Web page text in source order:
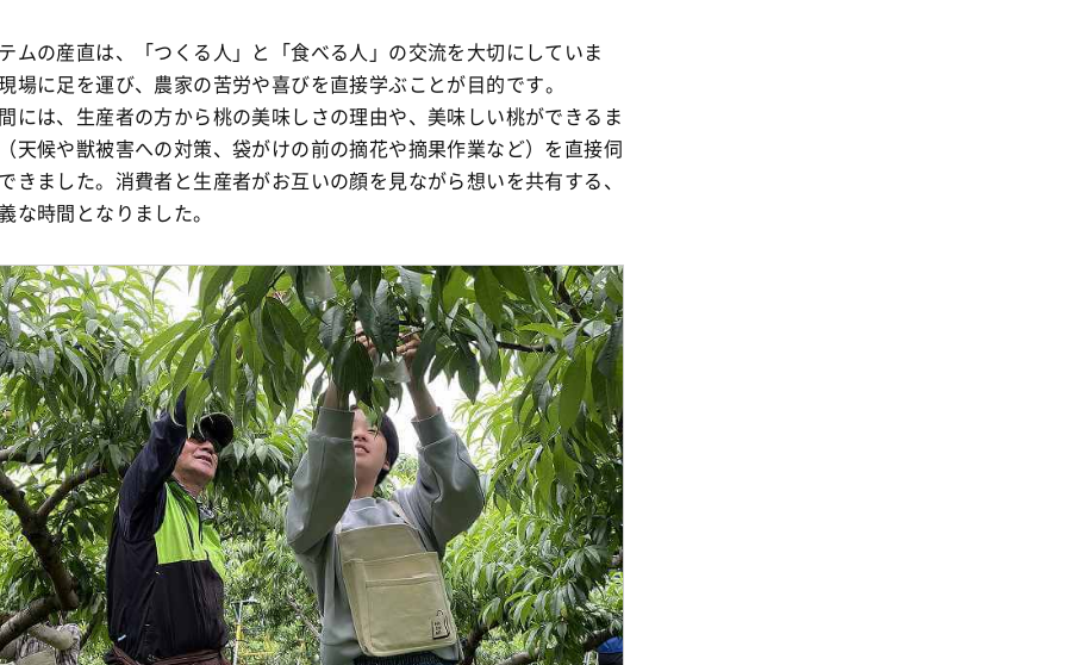
ムの産直は、「つくる人」と「食べる人」の交流を大切にしていま
場に足を運び、農家の苦労や喜びを直接学ぶことが目的です。
には、生産者の方から桃の美味しさの理由や、美味しい桃ができるま
天候や獣被害への対策、袋がけの前の摘花や摘果作業など）を直接伺
きました。消費者と生産者がお互いの顔を見ながら想いを共有する、
な時間となりました。